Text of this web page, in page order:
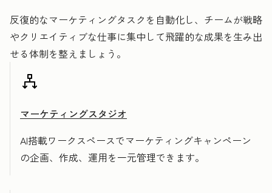
反復的なマーケティングタスクを自動化し、チームが戦略
やクリエイティブな仕事に集中して飛躍的な成果を生み出
せる体制を整えましょう。
マーケティングスタジオ
AI搭載ワークスペースでマーケティングキャンペーン
の企画、作成、運用を一元管理できます。